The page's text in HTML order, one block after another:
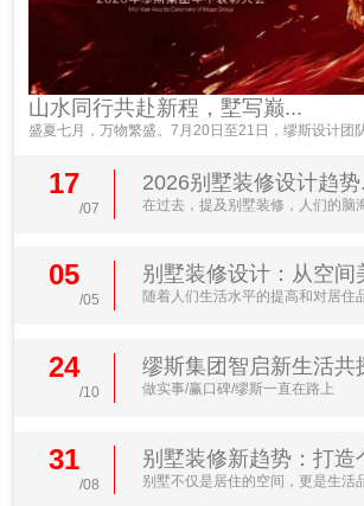
山水同行共赴新程，墅写巅...
盛夏七月，万物繁盛。7月20日至21日，缪斯设计团
17
/07
2026别墅装修设计趋势
在过去，提及别墅装修，人们的脑
05
/05
别墅装修设计：从空间
随着人们生活水平的提高和对居住
24
/10
缪斯集团智启新生活共
做实事/赢口碑/缪斯一直在路上
31
/08
别墅装修新趋势：打造
别墅不仅是居住的空间，更是生活